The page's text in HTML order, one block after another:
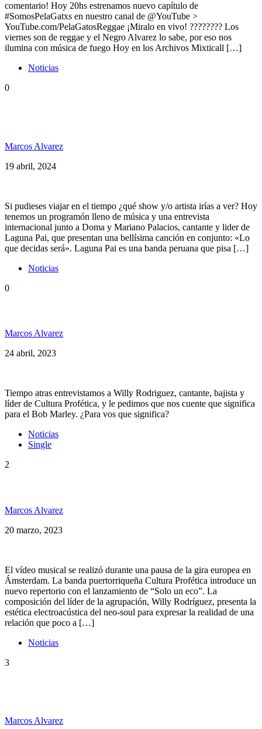
comentario! Hoy 20hs estrenamos nuevo capítulo de
#SomosPelaGatxs en nuestro canal de @YouTube >
YouTube.com/PelaGatosReggae ¡Miralo en vivo! ???????? Los
viernes son de reggae y el Negro Alvarez lo sabe, por eso nos
ilumina con música de fuego Hoy en los Archivos Mixticall […]
Noticias
0
Marcos Alvarez
19 abril, 2024
Si pudieses viajar en el tiempo ¿qué show y/o artista irías a ver? Hoy
tenemos un programón lleno de música y una entrevista
internacional junto a Doma y Mariano Palacios, cantante y lider de
Laguna Pai, que presentan una bellísima canción en conjunto: «Lo
que decidas será». Laguna Pai es una banda peruana que pisa […]
Noticias
0
Marcos Alvarez
24 abril, 2023
Tiempo atras entrevistamos a Willy Rodriguez, cantante, bajista y
líder de Cultura Profética, y le pedimos que nos cuente que significa
para el Bob Marley. ¿Para vos que significa?
Noticias
Single
2
Marcos Alvarez
20 marzo, 2023
El vídeo musical se realizó durante una pausa de la gira europea en
Ámsterdam. La banda puertorriqueña Cultura Profética introduce un
nuevo repertorio con el lanzamiento de “Solo un eco”. La
composición del líder de la agrupación, Willy Rodríguez, presenta la
estética electroacústica del neo-soul para expresar la realidad de una
relación que poco a […]
Noticias
3
Marcos Alvarez